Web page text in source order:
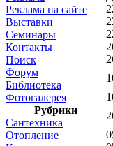
Реклама на сайте
Выставки
Семинары
Контакты
Поиск
Форум
Библиотека
Фотогалерея
Рубрики
Сантехника
Отопление